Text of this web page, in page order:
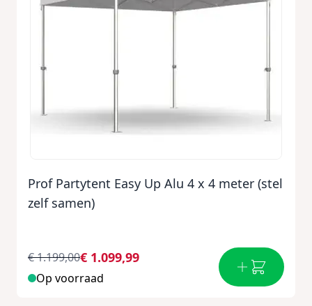
Prof Partytent Easy Up Alu 4 x 4 meter (stel
zelf samen)
€ 1.099,99
€ 1.199,00
Op voorraad